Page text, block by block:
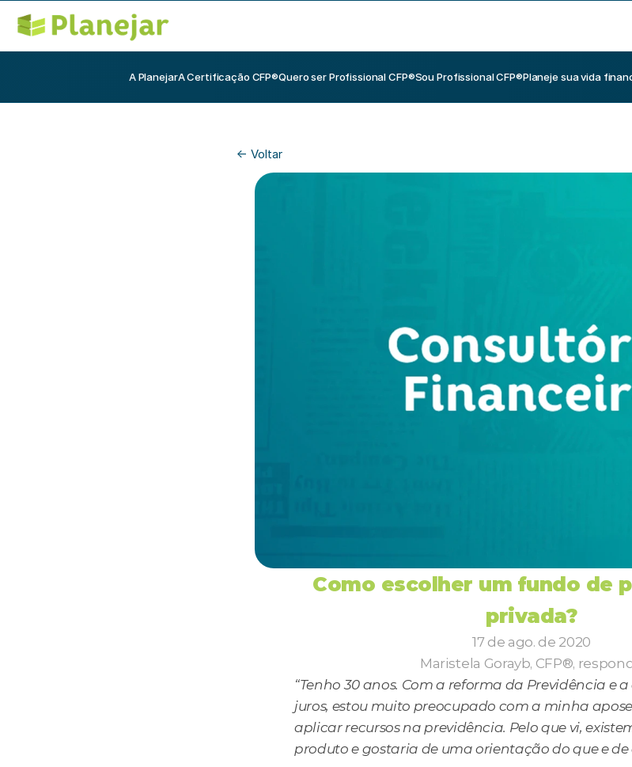
A PlanejarA Certificação CFP®Quero ser Profissional CFP®Sou Profissional CFP®Planeje sua vida
<- Voltar
Como escolher um fundo de
privada?
17 de ago. de 2020
Maristela Gorayb, CFP®,
“Tenho 30 anos. Com a reforma da Previdência e
juros, estou muito preocupado com a minha
aplicar recursos na previdência. Pelo que vi,
produto e gostaria de uma orientação do que e de